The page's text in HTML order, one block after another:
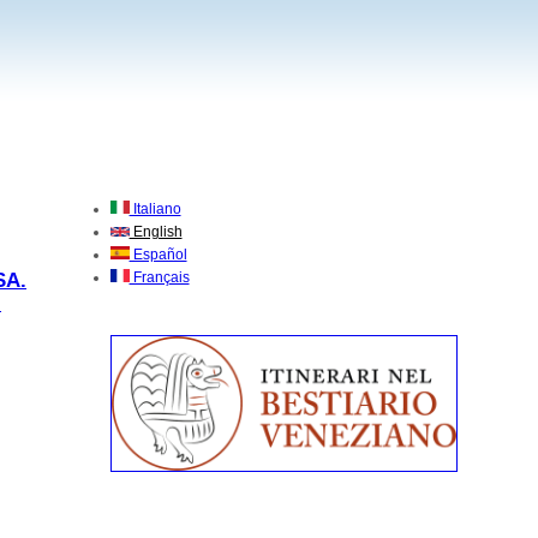
Italiano
English
Español
Français